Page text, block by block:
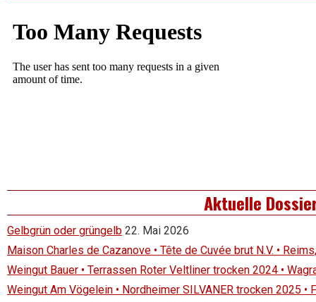
Aktuelle
Gelbgrün oder grüngelb 22. Mai 2026
Maison Charles de Cazanove • Tête de Cuvée brut N.V. •
Weingut Bauer • Terrassen Roter Veltliner trocken 2024 •
Weingut Am Vögelein • Nordheimer SILVANER trocken 2025 •